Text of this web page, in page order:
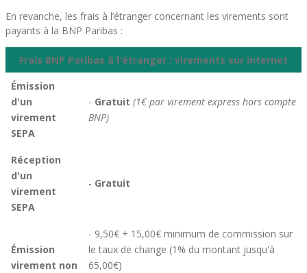
En revanche, les frais à l’étranger concernant les virements sont
payants à la BNP Paribas :
Frais BNP Paribas à l'étranger : virements sur internet
Émission
d'un
virement
SEPA
- Gratuit (1€ par virement express hors compte
BNP)
Réception
d'un
virement
SEPA
- Gratuit
Émission
virement non
- 9,50€ + 15,00€ minimum de commission sur
le taux de change (1% du montant jusqu'à
65,00€)